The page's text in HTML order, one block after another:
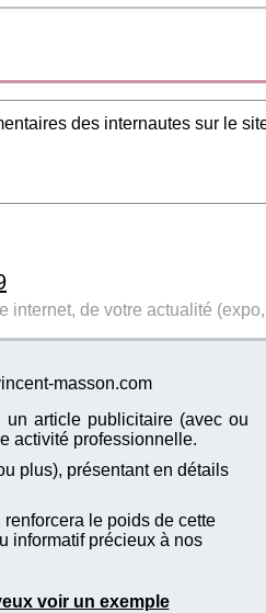
des internautes sur le
internet, de votre actualité
masson.com
un article publicitaire (avec ou
activité professionnelle.
plus), présentant en détails
le poids de cette
informatif précieux à nos
voir un exemple